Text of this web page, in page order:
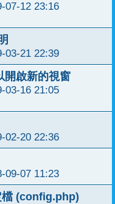
07-12 23:16
03-21 22:39
開啟新的視窗
03-16 21:05
02-20 22:36
09-07 11:23
檔 (config.php)